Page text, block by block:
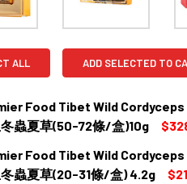
ALL ADD SELECTED TO
Food Tibet Wild
蟲夏草(50-72條/盒)10g
QUANTITY OF PREMIER
INCREASE QUANTITY OF
Food Tibet Wild
蟲夏草(20-31條/盒) 4.2g